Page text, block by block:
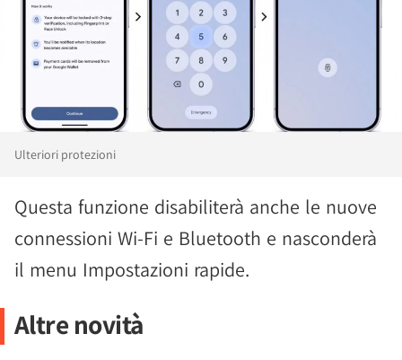
Ulteriori protezioni
Questa funzione disabiliterà anche le nuove
connessioni Wi-Fi e Bluetooth e nasconderà
il menu Impostazioni rapide.
Altre novità